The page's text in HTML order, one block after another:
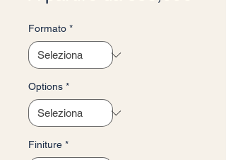
Formato *
Options *
Finiture *